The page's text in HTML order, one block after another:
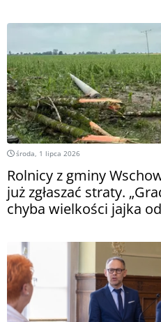
środa, 1 lipca 2026
Rolnicy z gminy
już zgłaszać straty.
chyba wielkości jajka